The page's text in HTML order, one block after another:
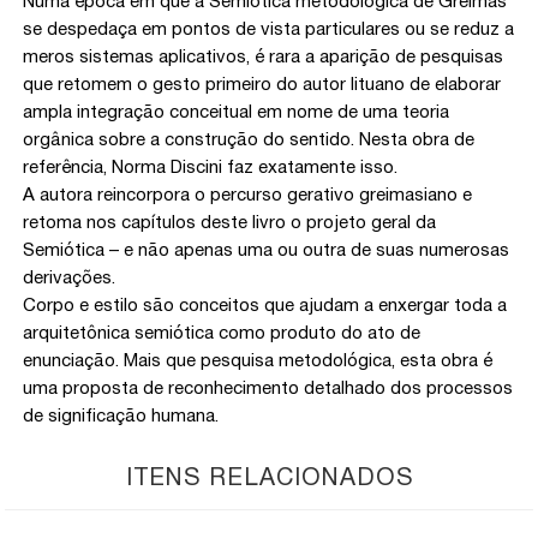
se despedaça em pontos de vista particulares ou se reduz a
meros sistemas aplicativos, é rara a aparição de pesquisas
que retomem o gesto primeiro do autor lituano de elaborar
ampla integração conceitual em nome de uma teoria
orgânica sobre a construção do sentido. Nesta obra de
referência, Norma Discini faz exatamente isso.
A autora reincorpora o percurso gerativo greimasiano e
retoma nos capítulos deste livro o projeto geral da
Semiótica – e não apenas uma ou outra de suas numerosas
derivações.
Corpo e estilo são conceitos que ajudam a enxergar toda a
arquitetônica semiótica como produto do ato de
enunciação. Mais que pesquisa metodológica, esta obra é
uma proposta de reconhecimento detalhado dos processos
de significação humana.
ITENS RELACIONADOS